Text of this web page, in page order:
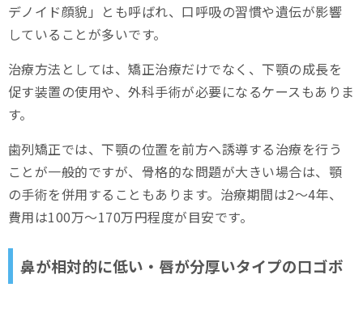
デノイド顔貌」とも呼ばれ、口呼吸の習慣や遺伝が影響
していることが多いです。
治療方法としては、矯正治療だけでなく、下顎の成長を
促す装置の使用や、外科手術が必要になるケースもありま
す。
歯列矯正では、下顎の位置を前方へ誘導する治療を行う
ことが一般的ですが、骨格的な問題が大きい場合は、顎
の手術を併用することもあります。治療期間は2～4年、
費用は100万～170万円程度が目安です。
鼻が相対的に低い・唇が分厚いタイプの口ゴボ